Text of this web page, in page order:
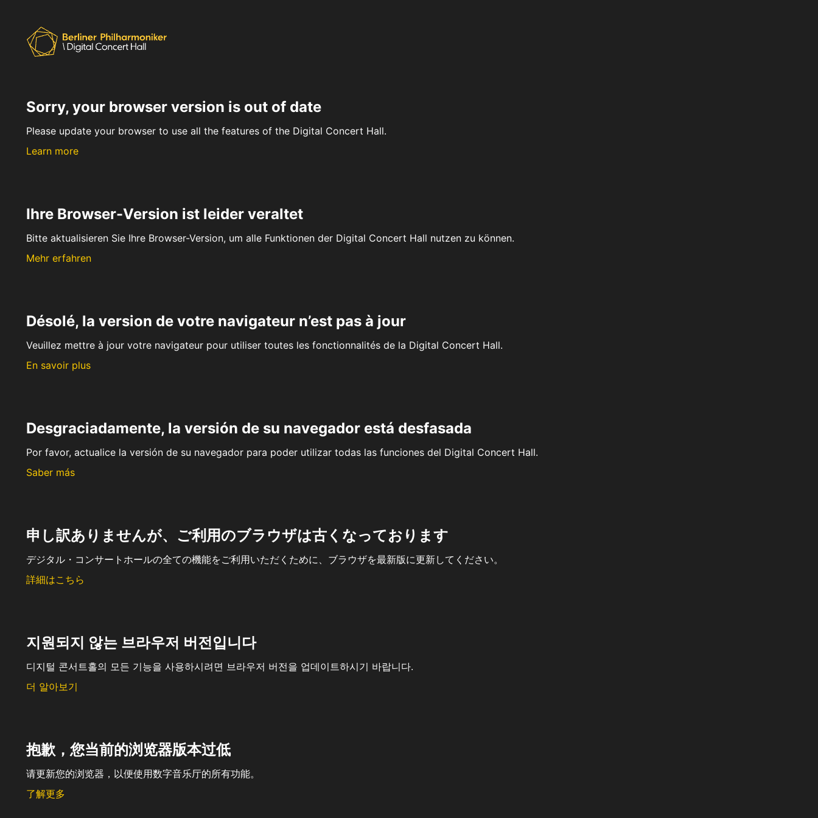
Sorry, your browser version is out of date
Please update your browser to use all the features of the Digital Concert Hall.
Learn more
Ihre Browser-Version ist leider veraltet
Bitte aktualisieren Sie Ihre Browser-Version, um alle Funktionen der Digital Concert Hall nutzen zu können.
Mehr erfahren
Désolé, la version de votre navigateur n’est pas à jour
Veuillez mettre à jour votre navigateur pour utiliser toutes les fonctionnalités de la Digital Concert Hall.
En savoir plus
Desgraciadamente, la versión de su navegador está desfasada
Por favor, actualice la versión de su navegador para poder utilizar todas las funciones del Digital Concert Hall.
Saber más
申し訳ありませんが、ご利用のブラウザは古くなっております
デジタル・コンサートホールの全ての機能をご利用いただくために、ブラウザを最新版に更新してください。
詳細はこちら
지원되지 않는 브라우저 버전입니다
디지털 콘서트홀의 모든 기능을 사용하시려면 브라우저 버전을 업데이트하시기 바랍니다.
더 알아보기
抱歉，您当前的浏览器版本过低
请更新您的浏览器，以便使用数字音乐厅的所有功能。
了解更多